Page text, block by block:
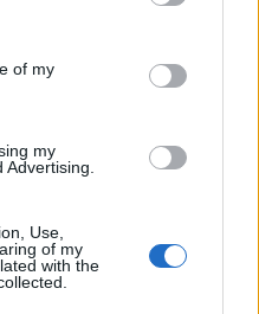
of my
my
Use,
of my
with the